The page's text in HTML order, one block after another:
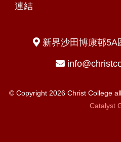
連結
新界沙田博康邨5A
© Copyright 2026 Christ College
Catalyst